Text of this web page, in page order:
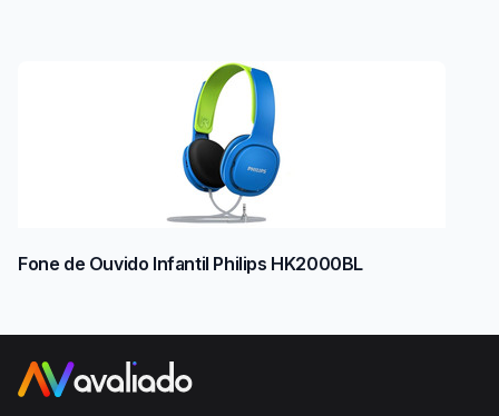
Fone de Ouvido Infantil Philips HK2000BL